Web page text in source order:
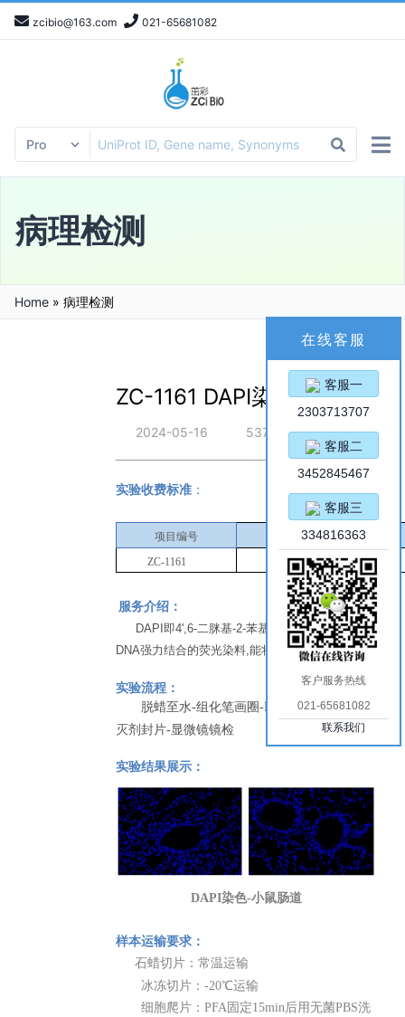
zcibio@163.com 021-65681082
病理检测
Home » 病理检测
ZC-1161 DAPI染色
2024-05-16 537
实验收费标准 ：
项目编号
项目名称
ZC-1161
DAPI染色
服务介绍：
DAPI即4',6-二脒基-2-苯基吲哚，是一种能够与
DNA强力结合的荧光染料,能将细胞核染成蓝色。
实验流程：
脱蜡至水-组化笔画圈-DAPI染核-抗荧光淬
灭剂封片-显微镜镜检
实验结果展示：
DAPI染色-小鼠肠道
样本运输要求：
石蜡切片：常温运输
冰冻切片：-20℃运输
细胞爬片：PFA固定15min后用无菌PBS洗
在线客服
客服一
2303713707
客服二
3452845467
客服三
334816363
客户服务热线
021-65681082
联系我们